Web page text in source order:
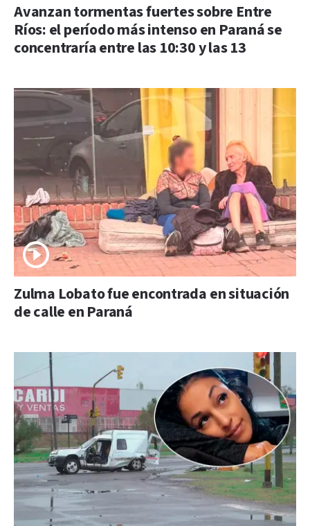
Avanzan tormentas fuertes sobre Entre
Ríos: el período más intenso en Paraná se
concentraría entre las 10:30 y las 13
Zulma Lobato fue encontrada en situación
de calle en Paraná